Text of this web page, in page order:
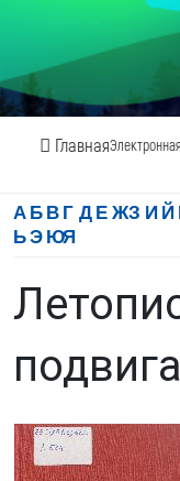
Главная
АБВГ ДЕЖЗ И Й
ЬЭЮЯ